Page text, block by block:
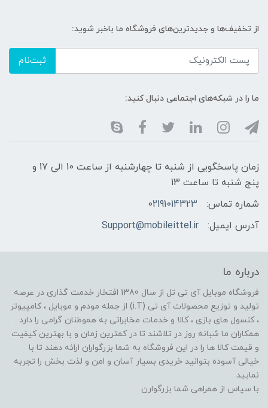
از تخفیف‌ها و جدیدترین‌های فروشگاه ما باخبر شوید:
ثبت‌نام
ما را در شبکه‌های اجتماعی دنبال کنید:
زمان پاسخگویی از شنبه تا چهارشنبه از ساعت 10 الی 17 و
پنج شنبه تا ساعت 13
شماره تماس:
02191014323
آدرس ایمیل:
Support@mobileittel.ir
درباره ما
فروشگاه موبایل آی تی تل از سال 1380 افتخار خدمت گذاری در عرصه
تولید و توزیع محصولات آی تی (i.T) از جمله مودم و موبایل ، کامپیوتر
، کنسول های بازی ، کالا و خدمات مخابراتی به هموطنان گرامی را دارد .
همکاران ما شبانه روز در تلاشند تا در کمترین زمان و با بهترین کیفیت
و قیمت کالا ها را در این فروشگاه به شما بزرگواران ارائه دهند تا با
خیالی آسوده بتوانید خریدی بسیار آسان و امن و لذت بخش را تجربه
نمایید .
با سپاس از همراهی شما بزرگوارن